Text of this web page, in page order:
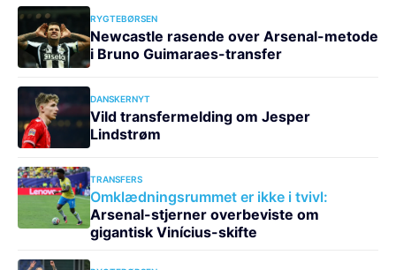
RYGTEBØRSEN
Newcastle rasende over Arsenal-metode
i Bruno Guimaraes-transfer
DANSKERNYT
Vild transfermelding om Jesper
Lindstrøm
TRANSFERS
Omklædningsrummet er ikke i tvivl:
Arsenal-stjerner overbeviste om
gigantisk Vinícius-skifte